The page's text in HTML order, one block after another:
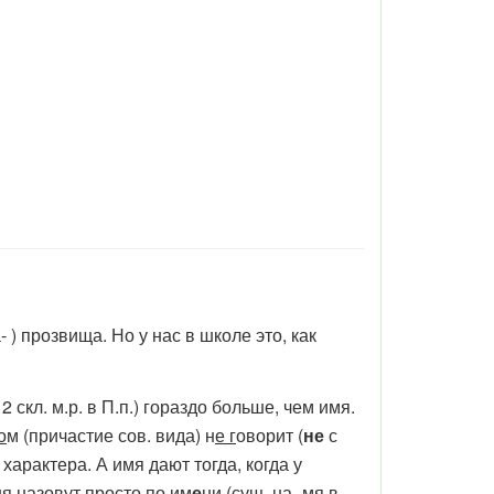
прозвища. Но у нас в школе это, как
скл. м.р. в П.п.) гораздо больше, чем имя.
м (причастие сов. вида) не говорит (нес
А имя дают тогда, когда у